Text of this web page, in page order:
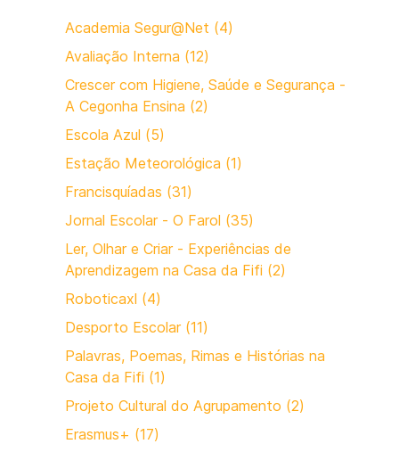
Academia Segur@Net (4)
Avaliação Interna (12)
Crescer com Higiene, Saúde e Segurança -
A Cegonha Ensina (2)
Escola Azul (5)
Estação Meteorológica (1)
Francisquíadas (31)
Jornal Escolar - O Farol (35)
Ler, Olhar e Criar - Experiências de
Aprendizagem na Casa da Fifi (2)
Roboticaxl (4)
Desporto Escolar (11)
Palavras, Poemas, Rimas e Histórias na
Casa da Fifi (1)
Projeto Cultural do Agrupamento (2)
Erasmus+ (17)